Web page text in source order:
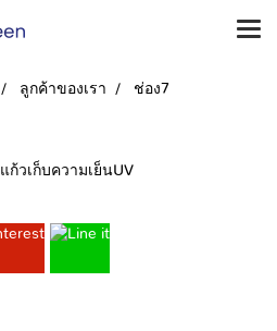
ลูกค้าของเรา ช่อง7
แก้วเก็บความเย็นUV